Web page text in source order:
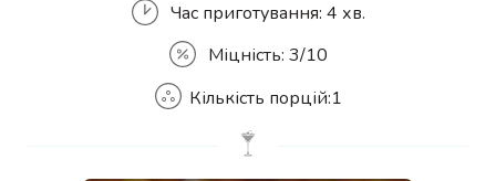
Час приготування: 4 хв.
Міцність: 3/10
Кількість порцій:1